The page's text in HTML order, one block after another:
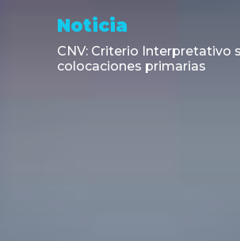
Noticia
CNV: Criterio Interpretativo
colocaciones primarias